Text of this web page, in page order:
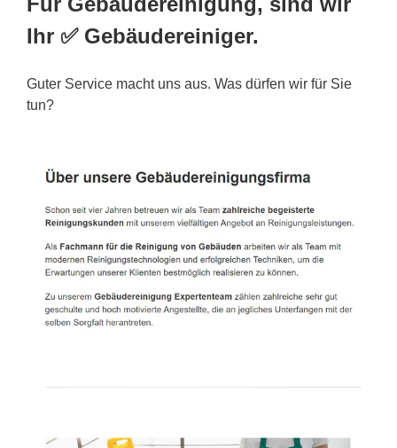
Ihr ✅ Gebäudereiniger.
Guter Service macht uns aus. Was dürfen wir für Sie
tun?